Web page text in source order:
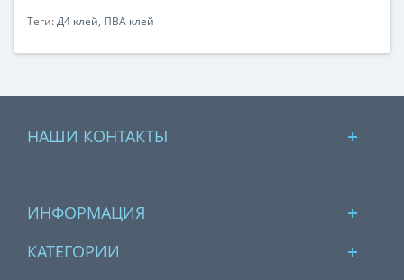
Теги:Д4 клей, ПВА клей
НАШИ КОНТАКТЫ
ИНФОРМАЦИЯ
КАТЕГОРИИ